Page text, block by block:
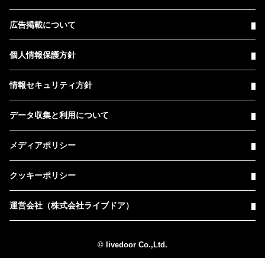
広告掲載について
個人情報保護方針
情報セキュリティ方針
データ収集と利用について
メディアポリシー
クッキーポリシー
運営会社（株式会社ライブドア）
© livedoor Co.,Ltd.